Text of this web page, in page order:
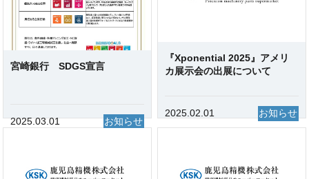
宮崎銀行 SDGS宣言
2025.03.01 お知らせ
『Xponential 2025』アメリ
カ展示会の出展について
2025.02.01 お知らせ